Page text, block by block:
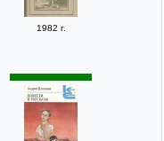
1982 г.